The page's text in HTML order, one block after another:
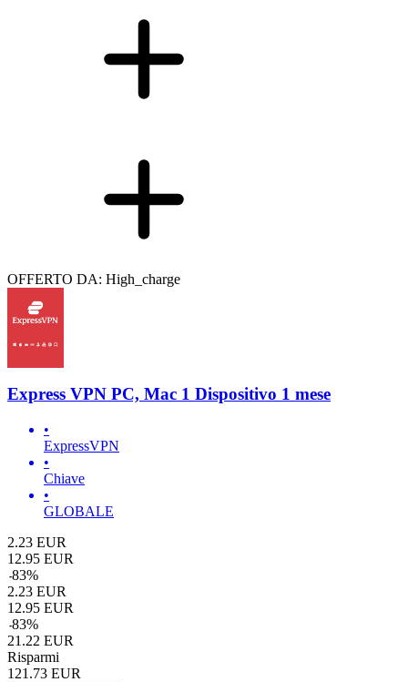
OFFERTO DA: High_charge
Express VPN PC, Mac 1 Dispositivo 1 mese
•
ExpressVPN
•
Chiave
•
GLOBALE
2.23 EUR
12.95 EUR
-83%
2.23 EUR
12.95 EUR
-83%
21.22 EUR
Risparmi
121.73 EUR